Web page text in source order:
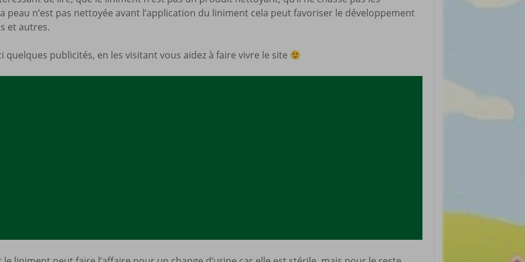
Mes articles préférés
peau n’est pas nettoyée avant l’application du liniment cela peut favoriser le développement
et autres.
quelques publicités, en les visitant vous aidez à faire vivre le site